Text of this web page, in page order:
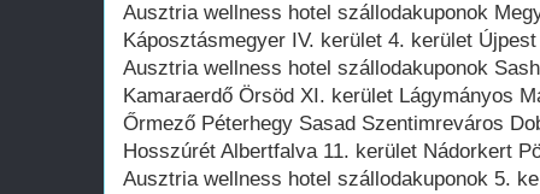
Ausztria wellness hotel szállodakuponok
Káposztásmegyer IV. kerület 4. kerület
Ausztria wellness hotel szállodakuponok
Kamaraerdő Örsöd XI. kerület Lágymányos
Őrmező Péterhegy Sasad Szentimreváros
Hosszúrét Albertfalva 11. kerület Nádorkert
Ausztria wellness hotel szállodakuponok 5.